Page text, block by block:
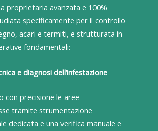
proprietaria avanzata e 100%
specificamente per il controllo
acari e termiti, e strutturata in
fondamentali:
e diagnosi dell’infestazione
con precisione le aree
tramite strumentazione
dedicata e una verifica manuale e